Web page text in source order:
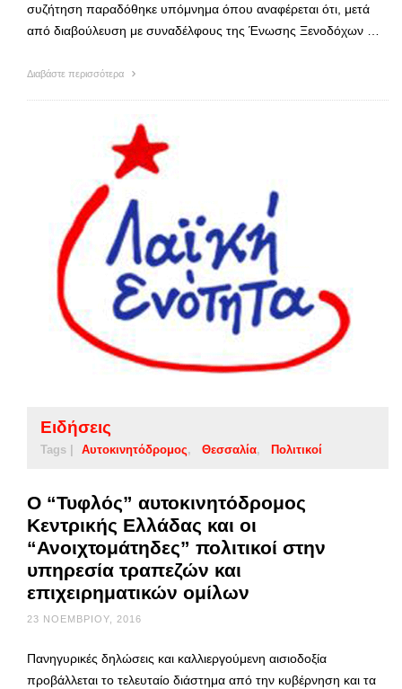
συζήτηση παραδόθηκε υπόμνημα όπου αναφέρεται ότι, μετά
από διαβούλευση με συναδέλφους της Ένωσης Ξενοδόχων …
Διαβάστε περισσότερα
Ειδήσεις
Tags | Αυτοκινητόδρομος Θεσσαλία Πολιτικοί
Ο “Τυφλός” αυτοκινητόδρομος
Κεντρικής Ελλάδας και οι
“Ανοιχτομάτηδες” πολιτικοί στην
υπηρεσία τραπεζών και
επιχειρηματικών ομίλων
23 ΝΟΕΜΒΡΊΟΥ, 2016
Πανηγυρικές δηλώσεις και καλλιεργούμενη αισιοδοξία
προβάλλεται το τελευταίο διάστημα από την κυβέρνηση και τα